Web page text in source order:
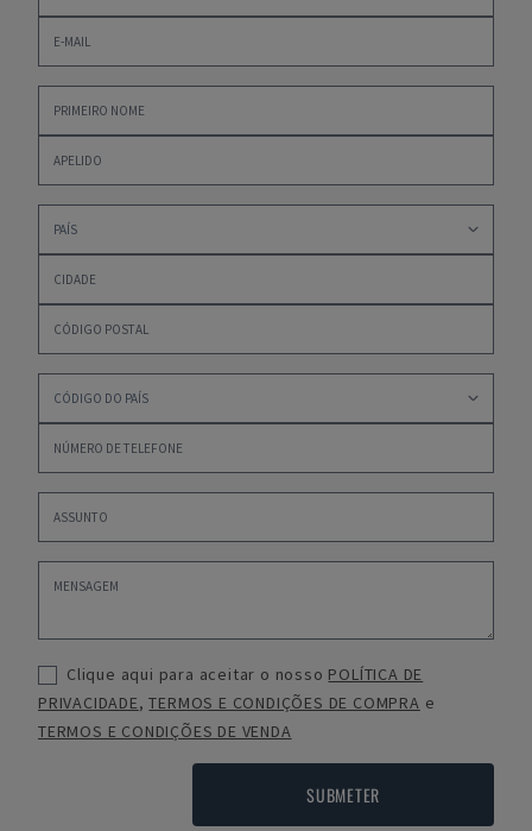
Clique aqui para aceitar o nosso POLÍTICA DE
PRIVACIDADE,TERMOS E CONDIÇÕES DE COMPRA e
TERMOS E CONDIÇÕES DE VENDA
SUBMETER